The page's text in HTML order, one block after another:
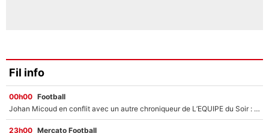
Fil info
00h00 Football
Johan Micoud en conflit avec un autre chroniqueur de L’EQUIPE du Soir : «Pendant un moment, je ne les ai pas remis ensemble dans l'émission»
23h00 Mercato Football